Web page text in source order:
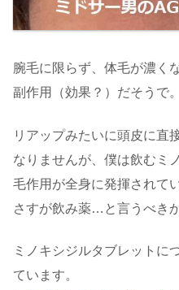
腕毛に限らず、体毛が濃く
副作用（効果？）だそうで。
リアップみたいに頭皮に直
なりませんが、僕は飲むミ
毛作用が全身に発揮されて
さすが飲み薬…と言うべきか
ミノキシジルタブレットに
ています。